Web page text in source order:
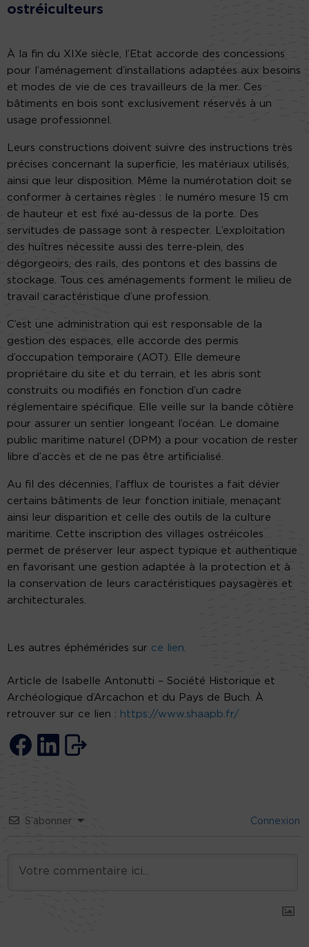
ostréiculteurs
À la fin du XIXe siècle, l’Etat accorde des concessions
pour l’aménagement d’installations adaptées aux besoins
et modes de vie de ces travailleurs de la mer. Ces
bâtiments en bois sont exclusivement réservés à un
usage professionnel.
Leurs constructions doivent suivre des instructions très
précises concernant la superficie, les matériaux utilisés,
ainsi que leur disposition. Même la numérotation doit se
conformer à certaines règles : le numéro mesure 15 cm
de hauteur et est fixé au-dessus de la porte. Des
servitudes de passage sont à respecter. L’exploitation
des huîtres nécessite aussi des terre-plein, des
dégorgeoirs, des rails, des pontons et des bassins de
stockage. Tous ces aménagements forment le milieu de
travail caractéristique d’une profession.
C’est une administration qui est responsable de la
gestion des espaces, elle accorde des permis
d’occupation temporaire (AOT). Elle demeure
propriétaire du site et du terrain, et les abris sont
construits ou modifiés en fonction d’un cadre
réglementaire spécifique. Elle veille sur la bande côtière
pour assurer un sentier longeant l’océan. Le domaine
public maritime naturel (DPM) a pour vocation de rester
libre d’accès et de ne pas être artificialisé.
Au fil des décennies, l’afflux de touristes a fait dévier
certains bâtiments de leur fonction initiale, menaçant
ainsi leur disparition et celle des outils de la culture
maritime. Cette inscription des villages ostréicoles
permet de préserver leur aspect typique et authentique
en favorisant une gestion adaptée à la protection et à
la conservation de leurs caractéristiques paysagères et
architecturales.
Les autres éphémérides sur ce lien.
Article de Isabelle Antonutti – Société Historique et
Archéologique d’Arcachon et du Pays de Buch. À
retrouver sur ce lien : https://www.shaapb.fr/
S’abonner Connexion